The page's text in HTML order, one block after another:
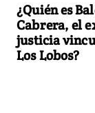
¿Quién es
Cabrera, el
justicia
Los Lobos?